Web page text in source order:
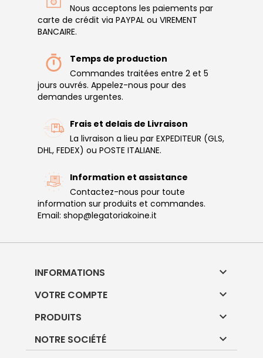
Nous acceptons les paiements par
carte de crédit via PAYPAL ou VIREMENT
BANCAIRE.
Temps de production
Commandes traitées entre 2 et 5
jours ouvrés. Appelez-nous pour des
demandes urgentes.
Frais et delais de Livraison
La livraison a lieu par EXPEDITEUR (GLS,
DHL, FEDEX) ou POSTE ITALIANE.
Information et assistance
Contactez-nous pour toute
information sur produits et commandes.
Email: shop@legatoriakoine.it
INFORMATIONS 
VOTRE COMPTE 
PRODUITS 
NOTRE SOCIÉTÉ 